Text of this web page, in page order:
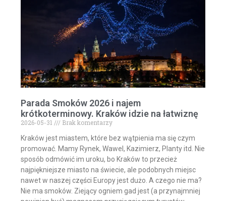
Parada Smoków 2026 i najem
krótkoterminowy. Kraków idzie na łatwiznę
2026-05-31
Brak komentarzy
Kraków jest miastem, które bez wątpienia ma się czym
promować. Mamy Rynek, Wawel, Kazimierz, Planty itd. Nie
sposób odmówić im uroku, bo Kraków to przecież
najpiękniejsze miasto na świecie, ale podobnych miejsc
nawet w naszej części Europy jest dużo. A czego nie ma?
Nie ma smoków. Ziejący ogniem gad jest (a przynajmniej